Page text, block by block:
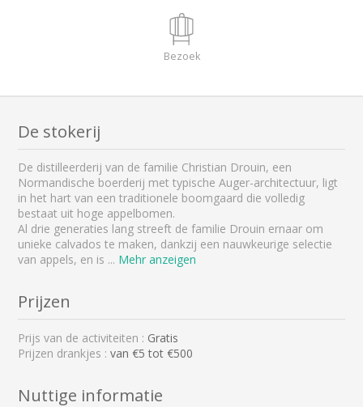
Bezoek
De stokerij
De distilleerderij van de familie Christian Drouin, een
Normandische boerderij met typische Auger-architectuur, ligt
in het hart van een traditionele boomgaard die volledig
bestaat uit hoge appelbomen.
Al drie generaties lang streeft de familie Drouin ernaar om
unieke calvados te maken, dankzij een nauwkeurige selectie
van appels, en is ... Mehr anzeigen
Prijzen
Prijs van de activiteiten : Gratis
Prijzen drankjes :van €5 tot €500
Nuttige informatie